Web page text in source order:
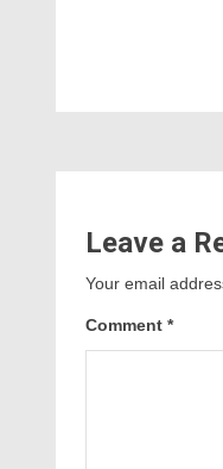
Leave a
Your email
Comment *